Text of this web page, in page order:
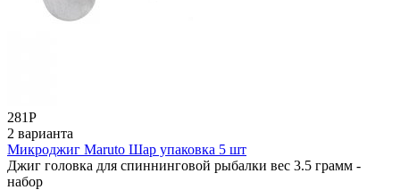
281Р
2 варианта
Микроджиг Maruto Шар упаковка 5 шт
Джиг головка для спиннинговой рыбалки вес 3.5 грамм -
набор